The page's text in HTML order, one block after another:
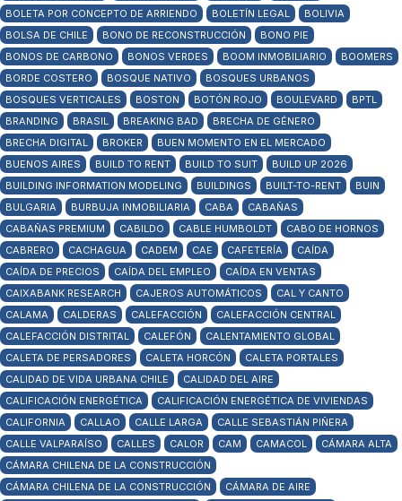
BOLETA POR CONCEPTO DE ARRIENDO
BOLETÍN LEGAL
BOLIVIA
BOLSA DE CHILE
BONO DE RECONSTRUCCIÓN
BONO PIE
BONOS DE CARBONO
BONOS VERDES BOOM INMOBILIARIO
BOOMERS
BORDE COSTERO
BOSQUE NATIVO
BOSQUES URBANOS
BOSQUES VERTICALES
BOSTON BOTÓN ROJO BOULEVARD
BPTL
BRANDING
BRASIL BREAKING BAD
BRECHA DE GÉNERO
BRECHA DIGITAL
BROKER
BUEN MOMENTO EN EL MERCADO
BUENOS AIRES
BUILD TO RENT BUILD TO SUIT
BUILD UP 2026
BUILDING INFORMATION MODELING
BUILDINGS BUILT-TO-RENT
BUIN
BULGARIA
BURBUJA INMOBILIARIA CABA
CABAÑAS
CABAÑAS PREMIUM
CABILDO CABLE HUMBOLDT
CABO DE HORNOS
CABRERO
CACHAGUA CADEM CAE CAFETERÍA
CAÍDA
CAÍDA DE PRECIOS
CAÍDA DEL EMPLEO
CAÍDA EN VENTAS
CAIXABANK RESEARCH
CAJEROS AUTOMÁTICOS
CAL Y CANTO
CALAMA
CALDERAS CALEFACCIÓN
CALEFACCIÓN CENTRAL
CALEFACCIÓN DISTRITAL
CALEFÓN
CALENTAMIENTO GLOBAL
CALETA DE PERSADORES
CALETA HORCÓN
CALETA PORTALES
CALIDAD DE VIDA URBANA CHILE
CALIDAD DEL AIRE
CALIFICACIÓN ENERGÉTICA
CALIFICACIÓN ENERGÉTICA DE VIVIENDAS
CALIFORNIA
CALLAO CALLE LARGA
CALLE SEBASTIÁN PIÑERA
CALLE VALPARAÍSO
CALLES CALOR CAM CAMACOL
CÁMARA ALTA
CÁMARA CHILENA DE LA CONSTRUCCIÓN
CÁMARA CHILENA DE LA CONSTRUCCIÓN
CÁMARA DE AIRE